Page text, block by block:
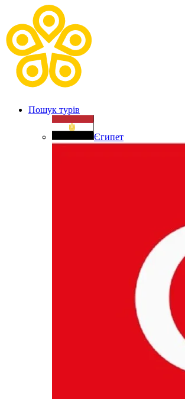
Пошук турів
Єгипет